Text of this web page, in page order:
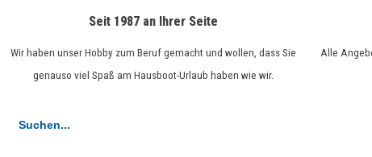
Seit 1987 an Ihrer Seite
Wir haben unser Hobby zum Beruf gemacht und wollen, dass Sie
genauso viel Spaß am Hausboot-Urlaub haben wie wir.
Alle
for: